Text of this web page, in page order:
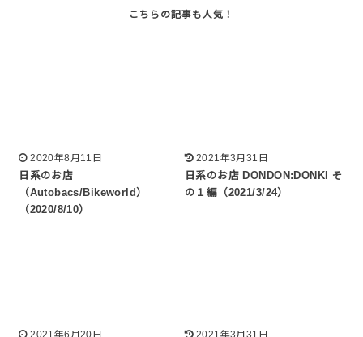
2020年8月11日
日系のお店
（Autobacs/Bikeworld）
（2020/8/10）
2021年3月31日
日系のお店 DONDON:DONKI そ
の１編（2021/3/24）
2021年6月20日
2021年3月31日